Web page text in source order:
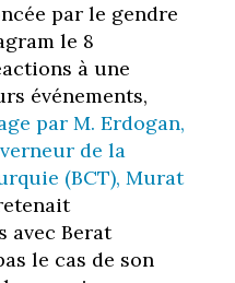
par le gendre
le 8
à une
événements,
par M. Erdogan,
de la
(BCT), Murat
avec Berat
le cas de son